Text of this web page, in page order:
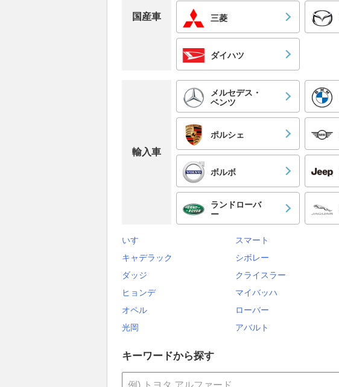
国産車 三菱
ダイハツ
輸入車
メルセデス・
ベンツ
ポルシェ
ボルボ
ランドローバ
ー
いすゞ スマート
キャデラック
シボレー
ダッジ
クライスラー
ヒョンデ
マイバッハ
オペル
ローバー
光岡
アバルト
キーワードから探す